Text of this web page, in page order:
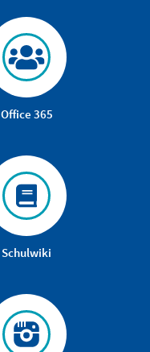
Office 365
Schulwiki